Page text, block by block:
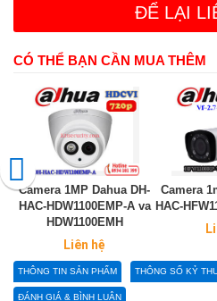
ĐỂ LẠI
CÓ THỂ BẠN CẦN MUA THÊM
Camera 1MP Dahua DH-
HAC-HDW1100EMP-A va
HDW1100EMH
Liên hệ
Camera
HAC-
THÔNG TIN SẢN PHẨM THÔNG SỐ KỶ
ĐÁNH GIÁ & BÌNH LUẬN